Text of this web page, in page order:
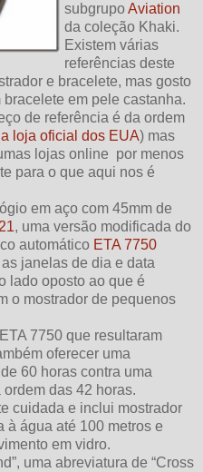
subgrupoAviation
da coleção Khaki.
Existem várias
referências deste
e bracelete, mas gosto
bracelete em pele castanha.
de referência é da ordem
loja oficial dos EUA) mas
lojas online por menos
para o que aqui nos é
em aço com 45mm de
, uma versão modificada do
automático ETA 7750
janelas de dia e data
lado oposto ao que é
o mostrador de pequenos
7750 que resultaram
oferecer uma
60 horas contra uma
das 42 horas.
cuidada e inclui mostrador
à água até 100 metros e
em vidro.
uma abreviatura de “Cross